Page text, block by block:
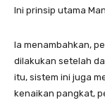
Ini prinsip utama
Ia menambahkan,
dilakukan setelah
itu, sistem ini juga
kenaikan pangkat,